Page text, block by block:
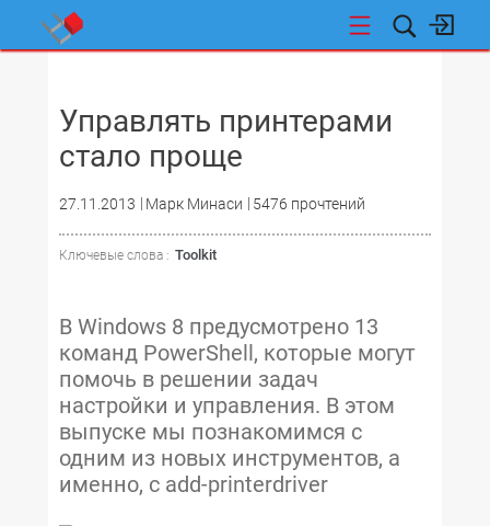
Управлять принтерами
стало проще
27.11.2013 Марк Минаси 5476 прочтений
Ключевые слова : Toolkit
В Windows 8 предусмотрено 13
команд PowerShell, которые могут
помочь в решении задач
настройки и управления. В этом
выпуске мы познакомимся с
одним из новых инструментов, а
именно, с add-printerdriver